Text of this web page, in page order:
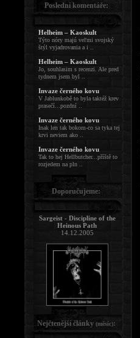
Poslední komentáře:
Helheim – Kaoskult
Týto nóry majú veľmi svojský
štýl vyjadrovania a i ..
Helheim – Kaoskult
Jo, souhlasim s recenzi. Ale pred
tydnem jsem byl ..
Invaze černého kovu
V Jablunkobě to byla taktéž krev
prasečí...pozdní ..
Invaze černého kovu
Inak len tak bokom-co sa tyka tej
krvi neviem ako ..
Invaze černého kovu
Tak to hej Hellbutcher...příště to
rozjedem na pln ..
Doporučujeme:
Sargeist - Discipline of the
Heinous Path
14.12.2005
Nejčtenější články (měsíc):